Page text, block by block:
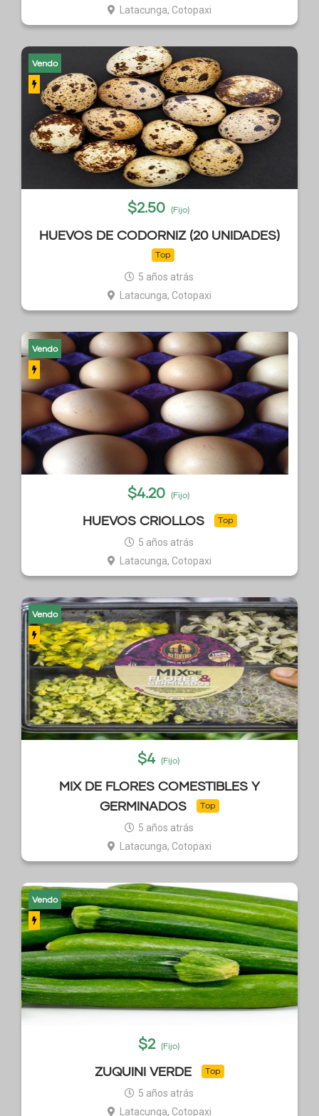
Latacunga, Cotopaxi
Vendo
$2.50 (Fijo)
HUEVOS DE CODORNIZ (20 UNIDADES)
Top
5 años atrás
Latacunga, Cotopaxi
Vendo
$4.20 (Fijo)
HUEVOS CRIOLLOS Top
5 años atrás
Latacunga, Cotopaxi
Vendo
$4 (Fijo)
MIX DE FLORES COMESTIBLES Y
GERMINADOS
Top
5 años atrás
Latacunga, Cotopaxi
Vendo
$2 (Fijo)
ZUQUINI VERDE Top
5 años atrás
Latacunga, Cotopaxi